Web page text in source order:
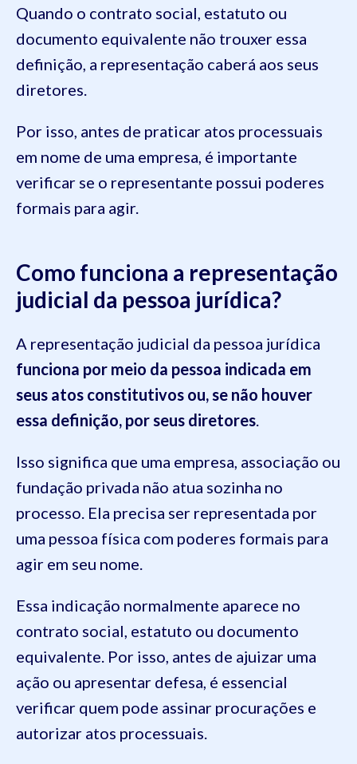
Quando o contrato social, estatuto ou
documento equivalente não trouxer essa
definição, a representação caberá aos seus
diretores.
Por isso, antes de praticar atos processuais
em nome de uma empresa, é importante
verificar se o representante possui poderes
formais para agir.
Como funciona a representação
judicial da pessoa jurídica?
A representação judicial da pessoa jurídica
funciona por meio da pessoa indicada em
seus atos constitutivos ou, se não houver
essa definição, por seus diretores.
Isso significa que uma empresa, associação ou
fundação privada não atua sozinha no
processo. Ela precisa ser representada por
uma pessoa física com poderes formais para
agir em seu nome.
Essa indicação normalmente aparece no
contrato social, estatuto ou documento
equivalente. Por isso, antes de ajuizar uma
ação ou apresentar defesa, é essencial
verificar quem pode assinar procurações e
autorizar atos processuais.